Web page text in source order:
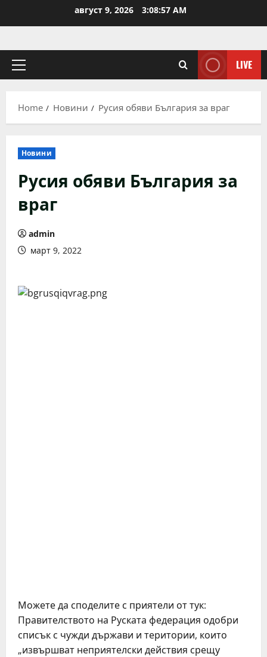
август 9, 2026 3:08:57 AM
Primary
LIVE
Home Новини Русия обяви България за враг
Новини
Русия обяви България за
враг
admin
март 9, 2022
Можете да споделите с приятели от тук:
Правителството на Руската федерация одобри
списък с чужди държави и територии, които
„извършват неприятелски действия срещу